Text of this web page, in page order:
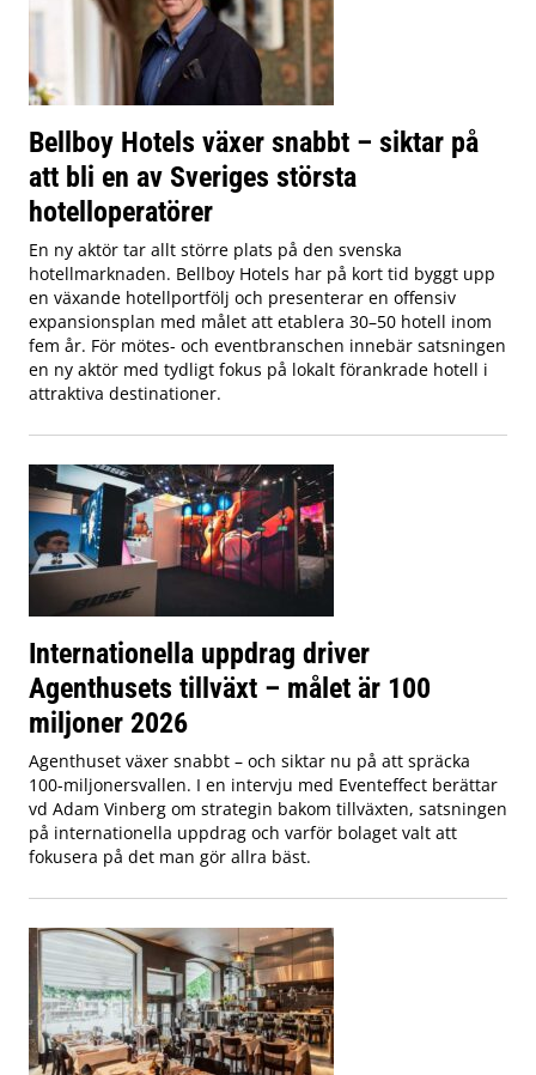
Bellboy Hotels växer snabbt – siktar på
att bli en av Sveriges största
hotelloperatörer
En ny aktör tar allt större plats på den svenska
hotellmarknaden. Bellboy Hotels har på kort tid byggt upp
en växande hotellportfölj och presenterar en offensiv
expansionsplan med målet att etablera 30–50 hotell inom
fem år. För mötes- och eventbranschen innebär satsningen
en ny aktör med tydligt fokus på lokalt förankrade hotell i
attraktiva destinationer.
Internationella uppdrag driver
Agenthusets tillväxt – målet är 100
miljoner 2026
Agenthuset växer snabbt – och siktar nu på att spräcka
100-miljonersvallen. I en intervju med Eventeffect berättar
vd Adam Vinberg om strategin bakom tillväxten, satsningen
på internationella uppdrag och varför bolaget valt att
fokusera på det man gör allra bäst.